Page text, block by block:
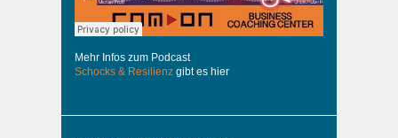
Mehr Infos zum Podcast
Schocks & Resilienz gibt es hier